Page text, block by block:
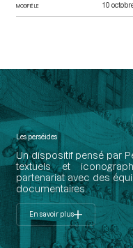
MODIFIÉ LE 10
Les perséides
Un dispositif pensé par
textuels et
partenariat avec des
documentaires.
En savoir plus